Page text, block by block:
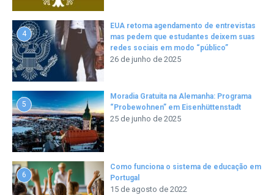
4
EUA retoma agendamento de entrevistas
mas pedem que estudantes deixem suas
redes sociais em modo “público”
26 de junho de 2025
5
Moradia Gratuita na Alemanha: Programa
“Probewohnen” em Eisenhüttenstadt
25 de junho de 2025
6
Como funciona o sistema de educação em
Portugal
15 de agosto de 2022